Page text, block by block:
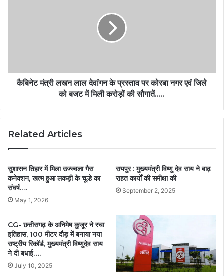
कैबिनेट मंत्री लखन लाल देवांगन के प्रस्ताव पर कोरबा नगर एवं जिले
को बजट में मिली करोड़ों की सौगातें…..
Related Articles
सुशासन तिहार में मिला उज्ज्वला गैस
कनेक्शन, खत्म हुआ लकड़ी के चूल्हे का
संघर्ष….
May 1, 2026
रायपुर : मुख्यमंत्री विष्णु देव साय ने बाढ़
राहत कार्यों की समीक्षा की
September 2, 2025
CG- छत्तीसगढ़ के अनिमेष कुजूर ने रचा
इतिहास, 100 मीटर दौड़ में बनाया नया
राष्ट्रीय रिकॉर्ड, मुख्यमंत्री विष्णुदेव साय
ने दी बधाई….
July 10, 2025